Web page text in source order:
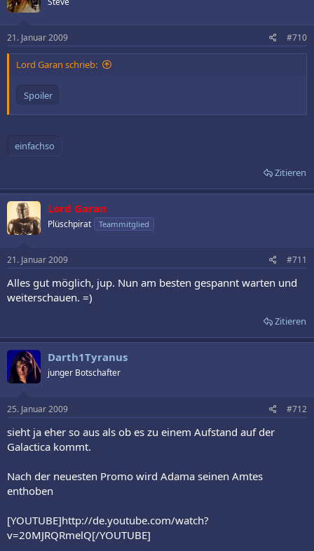
21. Januar 2009 #710
Lord Garan schrieb:
Spoiler
Zitieren
Lord Garan
Plüschpirat Teammitglied
21. Januar 2009 #711
Alles gut möglich, jup. Nun am besten gespannt warten und
weiterschauen. =)
Zitieren
Darth1Tyranus
junger Botschafter
25. Januar 2009 #712
sieht ja eher so aus als ob es zu einem Aufstand auf der
Galactica kommt.
Nach der neuesten Promo wird Adama seinen Amtes
enthoben
[YOUTUBE]http://de.youtube.com/watch?
v=20MJRQRmelQ[/YOUTUBE]